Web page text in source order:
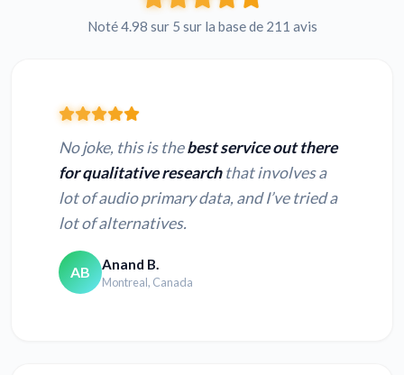
Noté 4.98 sur 5 sur la base de 211 avis
No joke, this is thebest service out there
for qualitative researchthat involves a
lot of audio primary data, and I’ve tried a
lot of alternatives.
AB Anand B.
Montreal, Canada